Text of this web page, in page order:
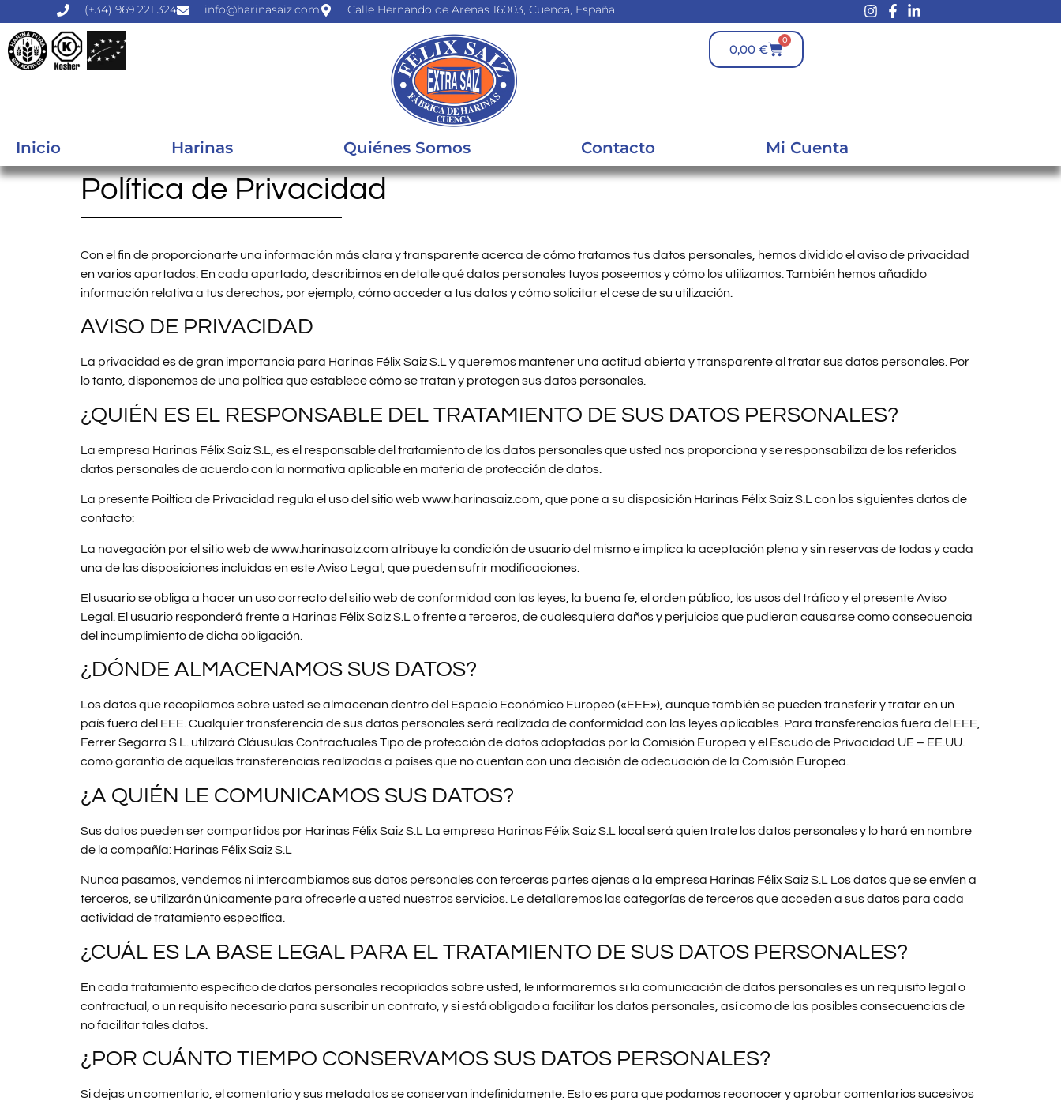
(+34) 969 221 324 info@harinasaiz.com Calle Hernando de Arenas 16003, Cuenca, España
0,00€
0
Inicio Harinas Quiénes Somos Contacto Mi Cuenta
Política de Privacidad
Con el fin de proporcionarte una información más clara y transparente acerca de cómo tratamos tus datos personales, hemos dividido el aviso de privacidad
en varios apartados. En cada apartado, describimos en detalle qué datos personales tuyos poseemos y cómo los utilizamos. También hemos añadido
información relativa a tus derechos; por ejemplo, cómo acceder a tus datos y cómo solicitar el cese de su utilización.
AVISO DE PRIVACIDAD
La privacidad es de gran importancia para Harinas Félix Saiz S.L y queremos mantener una actitud abierta y transparente al tratar sus datos personales. Por
lo tanto, disponemos de una política que establece cómo se tratan y protegen sus datos personales.
¿QUIÉN ES EL RESPONSABLE DEL TRATAMIENTO DE SUS DATOS PERSONALES?
La empresa Harinas Félix Saiz S.L, es el responsable del tratamiento de los datos personales que usted nos proporciona y se responsabiliza de los referidos
datos personales de acuerdo con la normativa aplicable en materia de protección de datos.
La presente Poiltica de Privacidad regula el uso del sitio web www.harinasaiz.com, que pone a su disposición Harinas Félix Saiz S.L con los siguientes datos de
contacto:
La navegación por el sitio web de www.harinasaiz.com atribuye la condición de usuario del mismo e implica la aceptación plena y sin reservas de todas y cada
una de las disposiciones incluidas en este Aviso Legal, que pueden sufrir modificaciones.
El usuario se obliga a hacer un uso correcto del sitio web de conformidad con las leyes, la buena fe, el orden público, los usos del tráfico y el presente Aviso
Legal. El usuario responderá frente a Harinas Félix Saiz S.L o frente a terceros, de cualesquiera daños y perjuicios que pudieran causarse como consecuencia
del incumplimiento de dicha obligación.
¿DÓNDE ALMACENAMOS SUS DATOS?
Los datos que recopilamos sobre usted se almacenan dentro del Espacio Económico Europeo («EEE»), aunque también se pueden transferir y tratar en un
país fuera del EEE. Cualquier transferencia de sus datos personales será realizada de conformidad con las leyes aplicables. Para transferencias fuera del EEE,
Ferrer Segarra S.L. utilizará Cláusulas Contractuales Tipo de protección de datos adoptadas por la Comisión Europea y el Escudo de Privacidad UE – EE.UU.
como garantía de aquellas transferencias realizadas a países que no cuentan con una decisión de adecuación de la Comisión Europea.
¿A QUIÉN LE COMUNICAMOS SUS DATOS?
Sus datos pueden ser compartidos por Harinas Félix Saiz S.L La empresa Harinas Félix Saiz S.L local será quien trate los datos personales y lo hará en nombre
de la compañía: Harinas Félix Saiz S.L
Nunca pasamos, vendemos ni intercambiamos sus datos personales con terceras partes ajenas a la empresa Harinas Félix Saiz S.L Los datos que se envíen a
terceros, se utilizarán únicamente para ofrecerle a usted nuestros servicios. Le detallaremos las categorías de terceros que acceden a sus datos para cada
actividad de tratamiento específica.
¿CUÁL ES LA BASE LEGAL PARA EL TRATAMIENTO DE SUS DATOS PERSONALES?
En cada tratamiento específico de datos personales recopilados sobre usted, le informaremos si la comunicación de datos personales es un requisito legal o
contractual, o un requisito necesario para suscribir un contrato, y si está obligado a facilitar los datos personales, así como de las posibles consecuencias de
no facilitar tales datos.
¿POR CUÁNTO TIEMPO CONSERVAMOS SUS DATOS PERSONALES?
Si dejas un comentario, el comentario y sus metadatos se conservan indefinidamente. Esto es para que podamos reconocer y aprobar comentarios sucesivos